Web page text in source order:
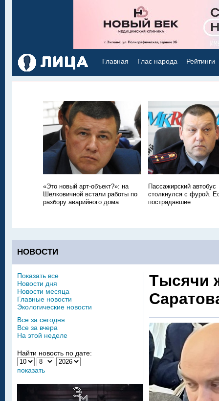
Главная Глас народа Рейтинги
«Это новый арт-объект?»: на
Шелковичной встали работы по
разбору аварийного дома
Пассажирский автобус
столкнулся с фурой.
пострадавшие
НОВОСТИ
Тысячи
Показать все
Новости дня
Новости месяца
Главные новости
Экологические новости
Все за сегодня
Все за вчера
На этой неделе
Найти новость по дате:
показать